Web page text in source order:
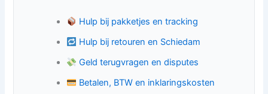
Hulp bij pakketjes en tracking
Hulp bij retouren en Schiedam
Geld terugvragen en disputes
Betalen, BTW en inklaringskosten